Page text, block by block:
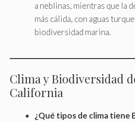
a neblinas, mientras que la
más cálida, con aguas
biodiversidad marina.
Clima y Biodiversidad
California
¿Qué tipos de clima tiene